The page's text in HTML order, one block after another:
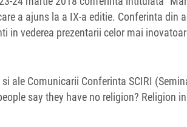
a ajuns la a IX-a editie. Conferinta din
in vederea prezentarii celor mai
ale Comunicarii Conferinta SCIRI
say they have no religion? Religion